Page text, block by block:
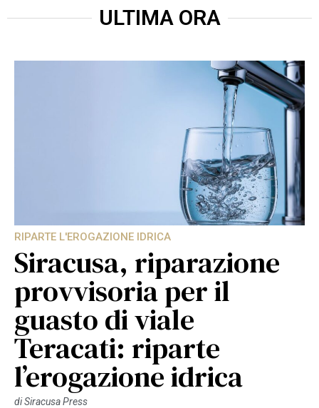
ULTIMA ORA
RIPARTE L'EROGAZIONE IDRICA
Siracusa, riparazione
provvisoria per il
guasto di viale
Teracati: riparte
l’erogazione idrica
diSiracusa Press